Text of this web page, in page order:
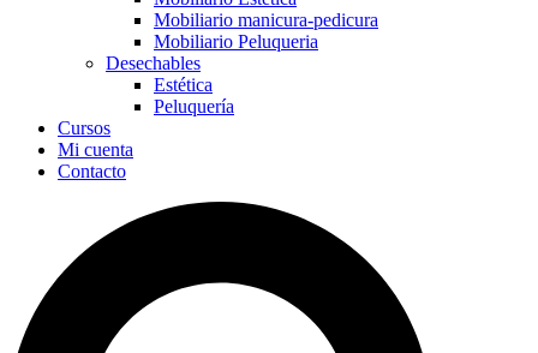
Mobiliario manicura-pedicura
Mobiliario Peluqueria
Desechables
Estética
Peluquería
Cursos
Mi cuenta
Contacto